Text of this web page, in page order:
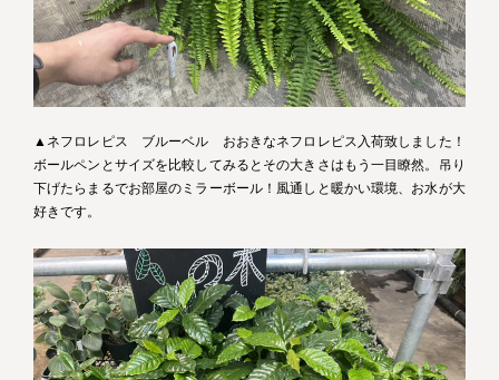
▲ネフロレピス ブルーベル おおきなネフロレピス入荷致しました！
ボールペンとサイズを比較してみるとその大きさはもう一目瞭然。吊り
下げたらまるでお部屋のミラーボール！風通しと暖かい環境、お水が大
好きです。